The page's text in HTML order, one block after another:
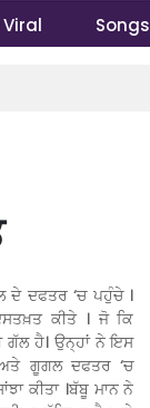
Viral Songs
ਦੇ ਦਫਤਰ ‘ਚ ਪਹੁੰਚੇ ।
ਕੀਤੇ । ਜੋ ਕਿ
ਗੱਲ ਹੈ। ਉਨ੍ਹਾਂ ਨੇ ਇਸ
ਗੂਗਲ ਦਫਤਰ ‘ਚ
ਕੀਤਾ ।ਬੱਬੂ ਮਾਨ ਨੇ